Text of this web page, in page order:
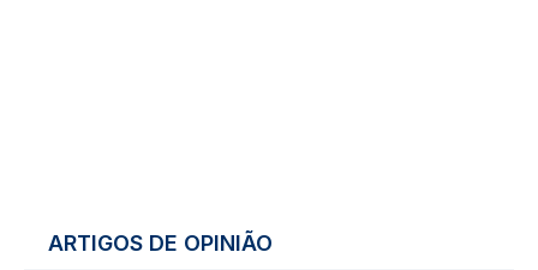
ARTIGOS DE OPINIÃO